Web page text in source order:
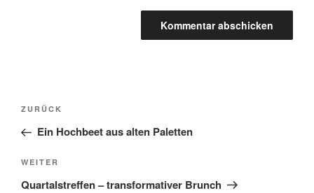
Beitragsnavigation
Vorheriger
Beitrag
ZURÜCK
Ein Hochbeet aus alten Paletten
Nächster
Beitrag
WEITER
Quartalstreffen – transformativer Brunch